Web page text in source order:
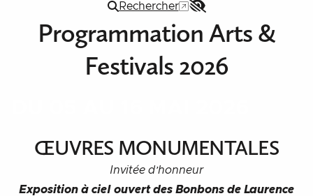
Menu
Rechercher
Accessibilité
Programmation Arts &
Festivals 2026
ŒUVRES MONUMENTALES
Invitée d’honneur
Exposition à ciel ouvert des Bonbons de Laurence